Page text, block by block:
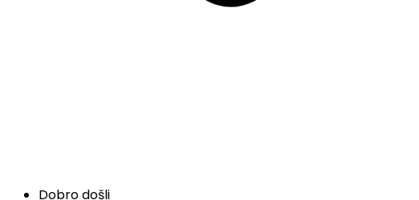
Dobro došli